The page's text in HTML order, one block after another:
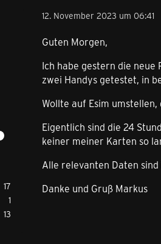
17
1
13
12. November 2023 um 06:41
Guten Morgen,
Ich habe gestern die
zwei Handys getestet, in
Wollte auf Esim
Eigentlich sind die 24
keiner meiner Karten so
Alle relevanten Daten
Danke und Gruß Markus